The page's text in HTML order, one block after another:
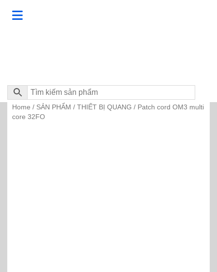
Home / SẢN PHẨM / THIẾT BỊ QUANG / Patch cord OM3 multi
core 32FO